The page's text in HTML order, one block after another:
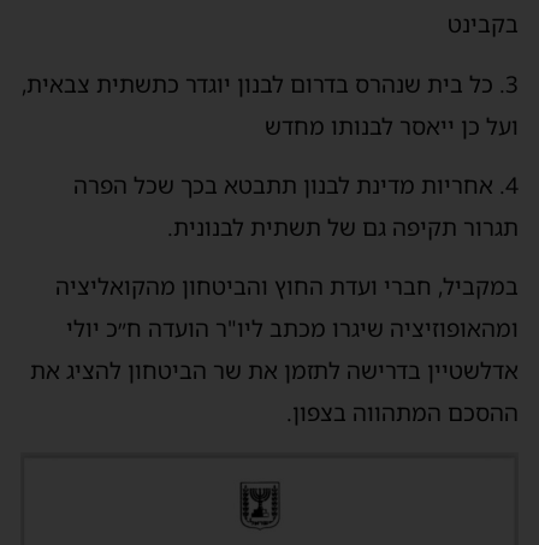
בקבינט
3. כל בית שנהרס בדרום לבנון יוגדר כתשתית צבאית,
ועל כן ייאסר לבנותו מחדש
4. אחריות מדינת לבנון תתבטא בכך שכל הפרה
תגרור תקיפה גם של תשתית לבנונית.
במקביל, חברי ועדת החוץ והביטחון מהקואליציה
ומהאופוזיציה שיגרו מכתב ליו"ר הועדה ח״כ יולי
אדלשטיין בדרישה לתזמן את שר הביטחון להציג את
ההסכם המתהווה בצפון.